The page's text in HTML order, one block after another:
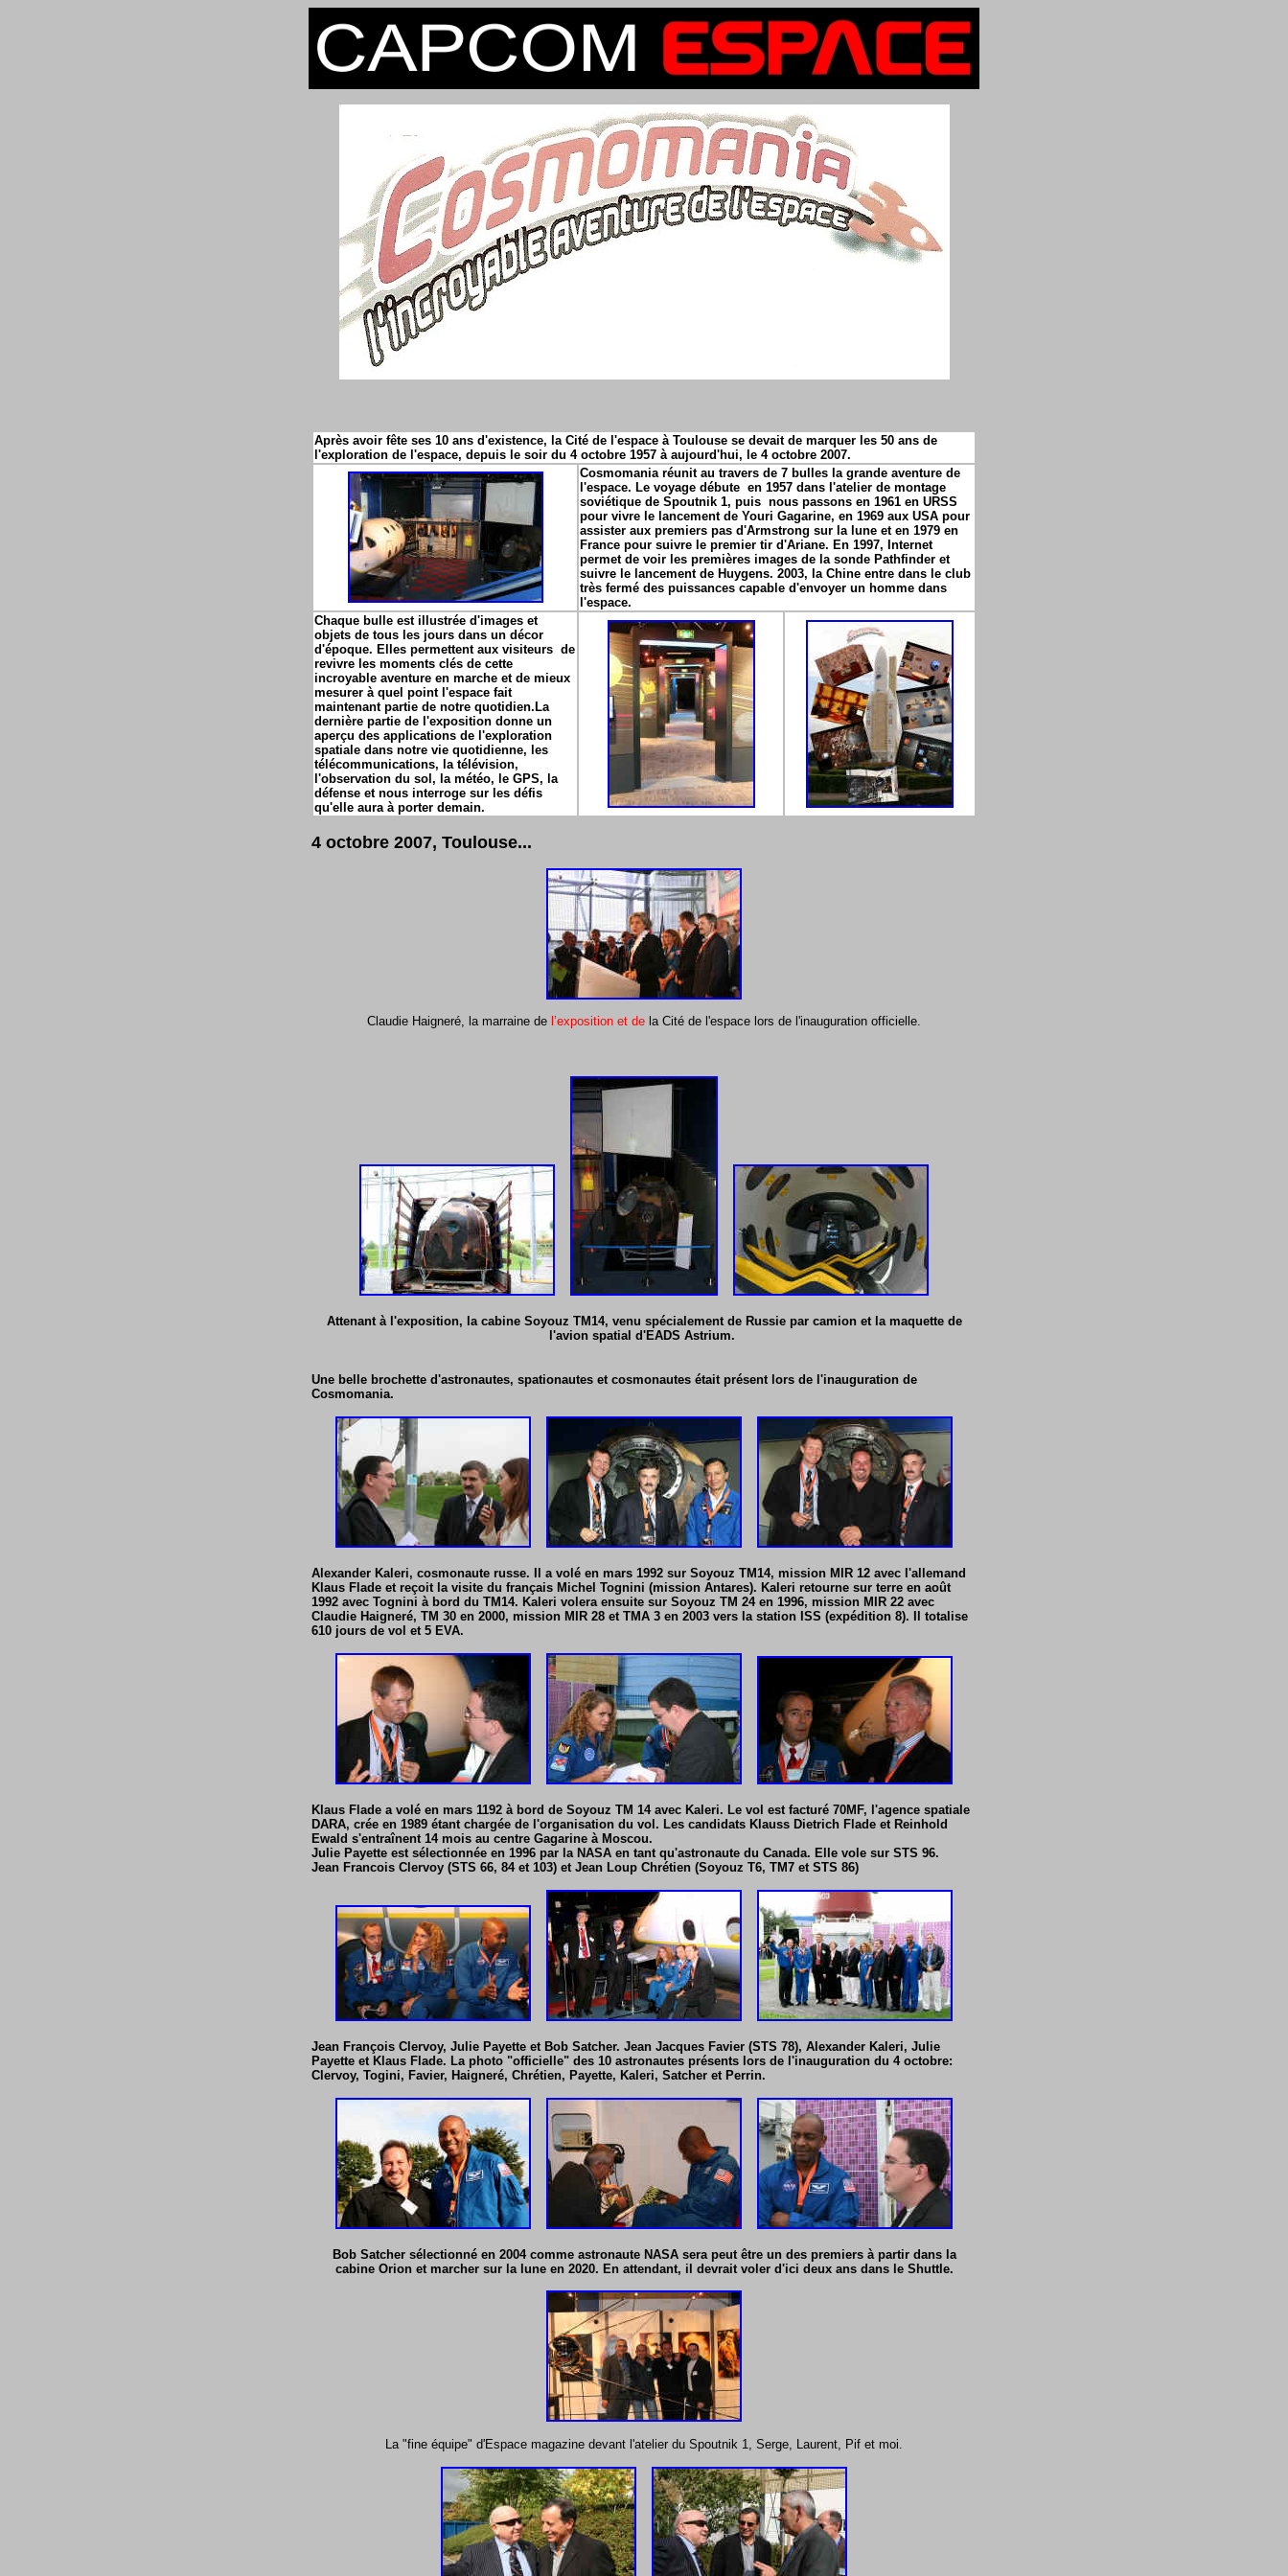
Après avoir fête ses 10 ans d'existence, la Cité de l'espace à Toulouse se devait de marquer les 50 ans de
l'exploration de l'espace, depuis le soir du 4 octobre 1957 à aujourd'hui, le 4 octobre 2007.
Cosmomania réunit au travers de 7 bulles la grande aventure de
l'espace. Le voyage débute en 1957 dans l'atelier de montage
soviétique de Spoutnik 1, puis nous passons en 1961 en URSS
pour vivre le lancement de Youri Gagarine, en 1969 aux USA pour
assister aux premiers pas d'Armstrong sur la lune et en 1979 en
France pour suivre le premier tir d'Ariane. En 1997, Internet
permet de voir les premières images de la sonde Pathfinder et
suivre le lancement de Huygens. 2003, la Chine entre dans le club
très fermé des puissances capable d'envoyer un homme dans
l'espace.
Chaque bulle est illustrée d'images et
objets de tous les jours dans un décor
d'époque. Elles permettent aux visiteurs de
revivre les moments clés de cette
incroyable aventure en marche et de mieux
mesurer à quel point l'espace fait
maintenant partie de notre quotidien.La
dernière partie de l'exposition donne un
aperçu des applications de l'exploration
spatiale dans notre vie quotidienne, les
télécommunications, la télévision,
l'observation du sol, la météo, le GPS, la
défense et nous interroge sur les défis
qu'elle aura à porter demain.
4 octobre 2007, Toulouse...
Claudie Haigneré, la marraine de l’exposition et de la Cité de l'espace lors de l'inauguration officielle.
Attenant à l'exposition, la cabine Soyouz TM14, venu spécialement de Russie par camion et la maquette de
l'avion spatial d'EADS Astrium.
Une belle brochette d'astronautes, spationautes et cosmonautes était présent lors de l'inauguration de
Cosmomania.
Alexander Kaleri, cosmonaute russe. Il a volé en mars 1992 sur Soyouz TM14, mission MIR 12 avec l'allemand
Klaus Flade et reçoit la visite du français Michel Tognini (mission Antares). Kaleri retourne sur terre en août
1992 avec Tognini à bord du TM14. Kaleri volera ensuite sur Soyouz TM 24 en 1996, mission MIR 22 avec
Claudie Haigneré, TM 30 en 2000, mission MIR 28 et TMA 3 en 2003 vers la station ISS (expédition 8). Il totalise
610 jours de vol et 5 EVA.
Klaus Flade a volé en mars 1192 à bord de Soyouz TM 14 avec Kaleri. Le vol est facturé 70MF, l'agence spatiale
DARA, crée en 1989 étant chargée de l'organisation du vol. Les candidats Klauss Dietrich Flade et Reinhold
Ewald s'entraînent 14 mois au centre Gagarine à Moscou.
Julie Payette est sélectionnée en 1996 par la NASA en tant qu'astronaute du Canada. Elle vole sur STS 96.
Jean Francois Clervoy (STS 66, 84 et 103) et Jean Loup Chrétien (Soyouz T6, TM7 et STS 86)
Jean François Clervoy, Julie Payette et Bob Satcher. Jean Jacques Favier (STS 78), Alexander Kaleri, Julie
Payette et Klaus Flade. La photo "officielle" des 10 astronautes présents lors de l'inauguration du 4 octobre:
Clervoy, Togini, Favier, Haigneré, Chrétien, Payette, Kaleri, Satcher et Perrin.
Bob Satcher sélectionné en 2004 comme astronaute NASA sera peut être un des premiers à partir dans la
cabine Orion et marcher sur la lune en 2020. En attendant, il devrait voler d'ici deux ans dans le Shuttle.
La "fine équipe" d'Espace magazine devant l'atelier du Spoutnik 1, Serge, Laurent, Pif et moi.